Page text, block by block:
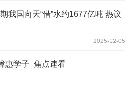
我国向天“借”水约1677亿吨 热议
2025-12-05
惠学子_焦点速看